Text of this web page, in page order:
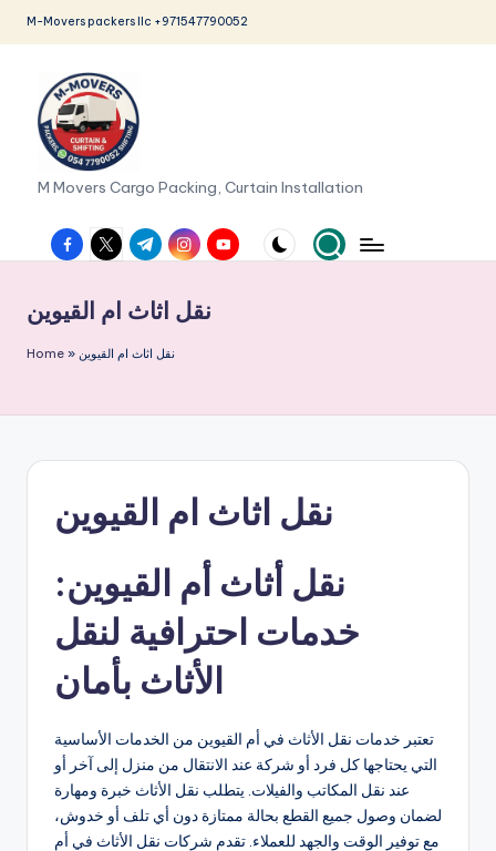
Skip
content
M-Movers packers llc +971547790052
M
o
v
r
P
vi
M Movers Cargo Packing, Curtain Installation
facebook.com
twitter.com
t.me instagram.com
youtube.com
نقل اثاث ام القيوين
Home » نقل اثاث ام القيوين
نقل اثاث ام القيوين
نقل أثاث أم القيوين:
خدمات احترافية لنقل
الأثاث بأمان
تعتبر خدمات نقل الأثاث في أم القيوين من الخدمات الأساسية
التي يحتاجها كل فرد أو شركة عند الانتقال من منزل إلى آخر أو
عند نقل المكاتب والفيلات. يتطلب نقل الأثاث خبرة ومهارة
لضمان وصول جميع القطع بحالة ممتازة دون أي تلف أو خدوش،
مع توفير الوقت والجهد للعملاء. تقدم شركات نقل الأثاث في أم